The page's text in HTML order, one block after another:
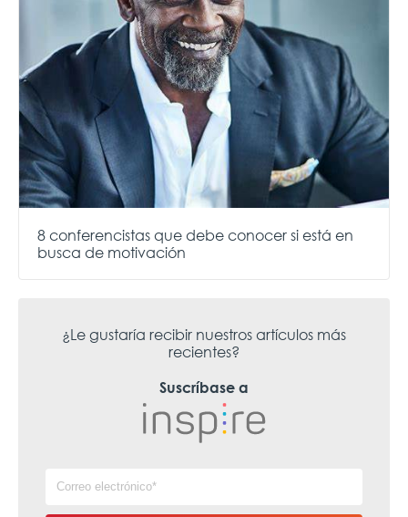
8 conferencistas que debe conocer si está en
busca de motivación
¿Le gustaría recibir nuestros artículos más
recientes?
Suscríbase a